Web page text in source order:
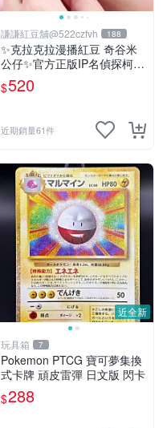
謙謙紅豆舖@522czfvh 188
✨克拉克拉漫播紅豆 奇谷米
公仔✨官方正版IP名偵探柯南
手繩共六款
$520
近期銷量61件
近全新
玩具箱 7
Pokemon PTCG 寶可夢集換
式卡牌 頑皮雷彈 日文版 閃卡
$288